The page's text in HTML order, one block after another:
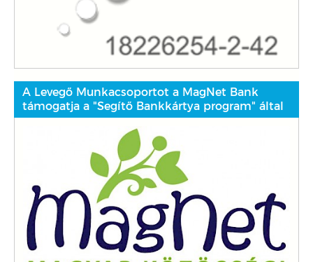
A Levegő Munkacsoportot a MagNet Bank
támogatja a "Segítő Bankkártya program" által